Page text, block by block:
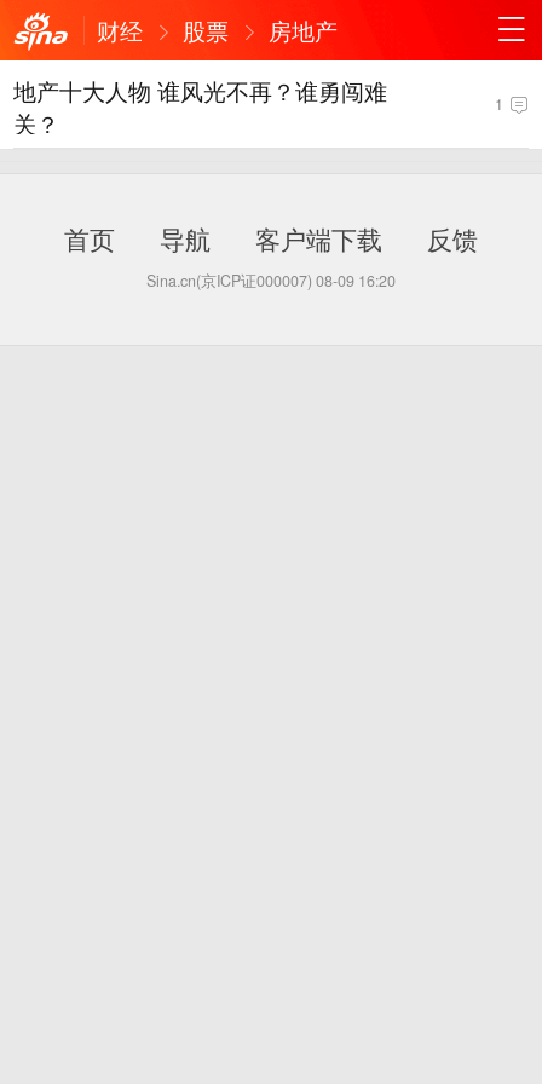
财经 股票
房地产
地产十大人物 谁风光不再？谁勇闯难
关？
1
首页 导航 客户端下载 反馈
Sina.cn(京ICP证000007) 08-09 16:20